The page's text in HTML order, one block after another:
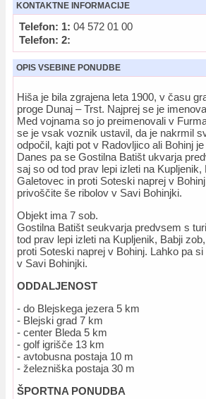
KONTAKTNE INFORMACIJE
Telefon: 1: 04 572 01 00
Telefon: 2:
OPIS VSEBINE PONUDBE
Hiša je bila zgrajena leta 1900, v času
proge Dunaj – Trst. Najprej se je
Med vojnama so jo preimenovali v
se je vsak voznik ustavil, da je nakrmil
odpočil, kajti pot v Radovljico ali Bohinj
Danes pa se Gostilna Batišt ukvarja
saj so od tod prav lepi izleti na Kupljenik,
Galetovec in proti Soteski naprej v
privoščite še ribolov v Savi Bohinjki.
Objekt ima 7 sob.
Gostilna Batišt seukvarja predvsem s
tod prav lepi izleti na Kupljenik, Babji
proti Soteski naprej v Bohinj. Lahko pa
v Savi Bohinjki.
ODDALJENOST
- do Blejskega jezera 5 km
- Blejski grad 7 km
- center Bleda 5 km
- golf igrišče 13 km
- avtobusna postaja 10 m
- železniška postaja 30 m
ŠPORTNA PONUDBA